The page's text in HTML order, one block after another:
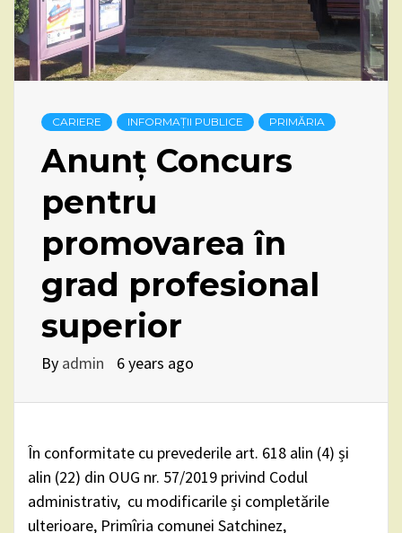
CARIERE INFORMAȚII PUBLICE PRIMĂRIA
Anunț Concurs
pentru
promovarea în
grad profesional
superior
By admin 6 years ago
În conformitate cu prevederile art. 618 alin (4) și
alin (22) din OUG nr. 57/2019 privind Codul
administrativ, cu modificarile și completările
ulterioare, Primîria comunei Satchinez,